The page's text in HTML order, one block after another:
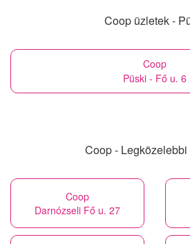
Coop üzletek -
Coop
Püski - Fő u. 6
Coop -
Coop
Darnózseli Fő u. 27